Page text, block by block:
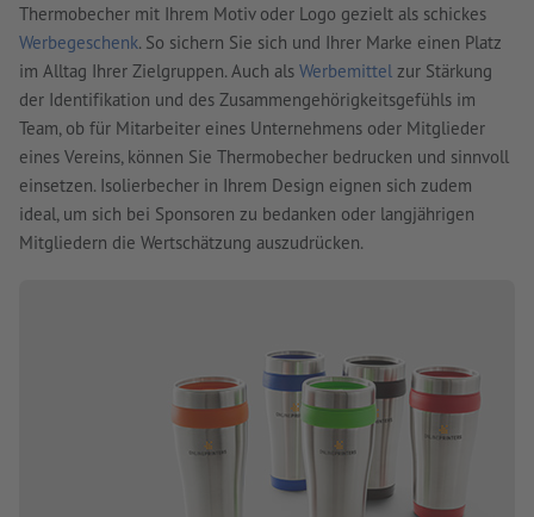
Thermobecher mit Ihrem Motiv oder Logo gezielt als schickes
Werbegeschenk. So sichern Sie sich und Ihrer Marke einen Platz
im Alltag Ihrer Zielgruppen. Auch als Werbemittel zur Stärkung
der Identifikation und des Zusammengehörigkeitsgefühls im
Team, ob für Mitarbeiter eines Unternehmens oder Mitglieder
eines Vereins, können Sie Thermobecher bedrucken und sinnvoll
einsetzen. Isolierbecher in Ihrem Design eignen sich zudem
ideal, um sich bei Sponsoren zu bedanken oder langjährigen
Mitgliedern die Wertschätzung auszudrücken.